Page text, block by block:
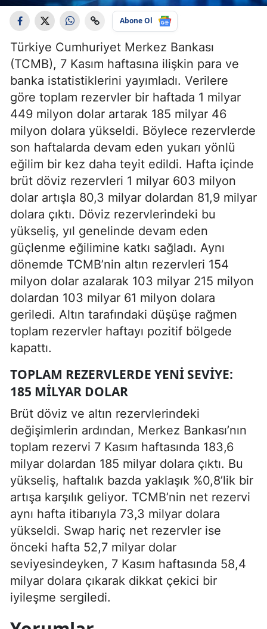
Abone Ol
Türkiye Cumhuriyet Merkez Bankası
(TCMB), 7 Kasım haftasına ilişkin para ve
banka istatistiklerini yayımladı. Verilere
göre toplam rezervler bir haftada 1 milyar
449 milyon dolar artarak 185 milyar 46
milyon dolara yükseldi. Böylece rezervlerde
son haftalarda devam eden yukarı yönlü
eğilim bir kez daha teyit edildi. Hafta içinde
brüt döviz rezervleri 1 milyar 603 milyon
dolar artışla 80,3 milyar dolardan 81,9 milyar
dolara çıktı. Döviz rezervlerindeki bu
yükseliş, yıl genelinde devam eden
güçlenme eğilimine katkı sağladı. Aynı
dönemde TCMB’nin altın rezervleri 154
milyon dolar azalarak 103 milyar 215 milyon
dolardan 103 milyar 61 milyon dolara
geriledi. Altın tarafındaki düşüşe rağmen
toplam rezervler haftayı pozitif bölgede
kapattı.
TOPLAM REZERVLERDE YENI SEVIYE:
185 MILYAR DOLAR
Brüt döviz ve altın rezervlerindeki
değişimlerin ardından, Merkez Bankası’nın
toplam rezervi 7 Kasım haftasında 183,6
milyar dolardan 185 milyar dolara çıktı. Bu
yükseliş, haftalık bazda yaklaşık %0,8’lik bir
artışa karşılık geliyor. TCMB’nin net rezervi
aynı hafta itibarıyla 73,3 milyar dolara
yükseldi. Swap hariç net rezervler ise
önceki hafta 52,7 milyar dolar
seviyesindeyken, 7 Kasım haftasında 58,4
milyar dolara çıkarak dikkat çekici bir
iyileşme sergiledi.